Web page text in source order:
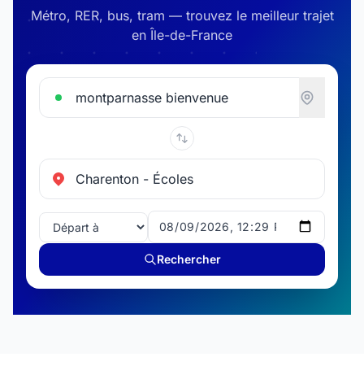
Métro, RER, bus, tram — trouvez le meilleur trajet
en Île-de-France
Départ
Arrivée
Rechercher